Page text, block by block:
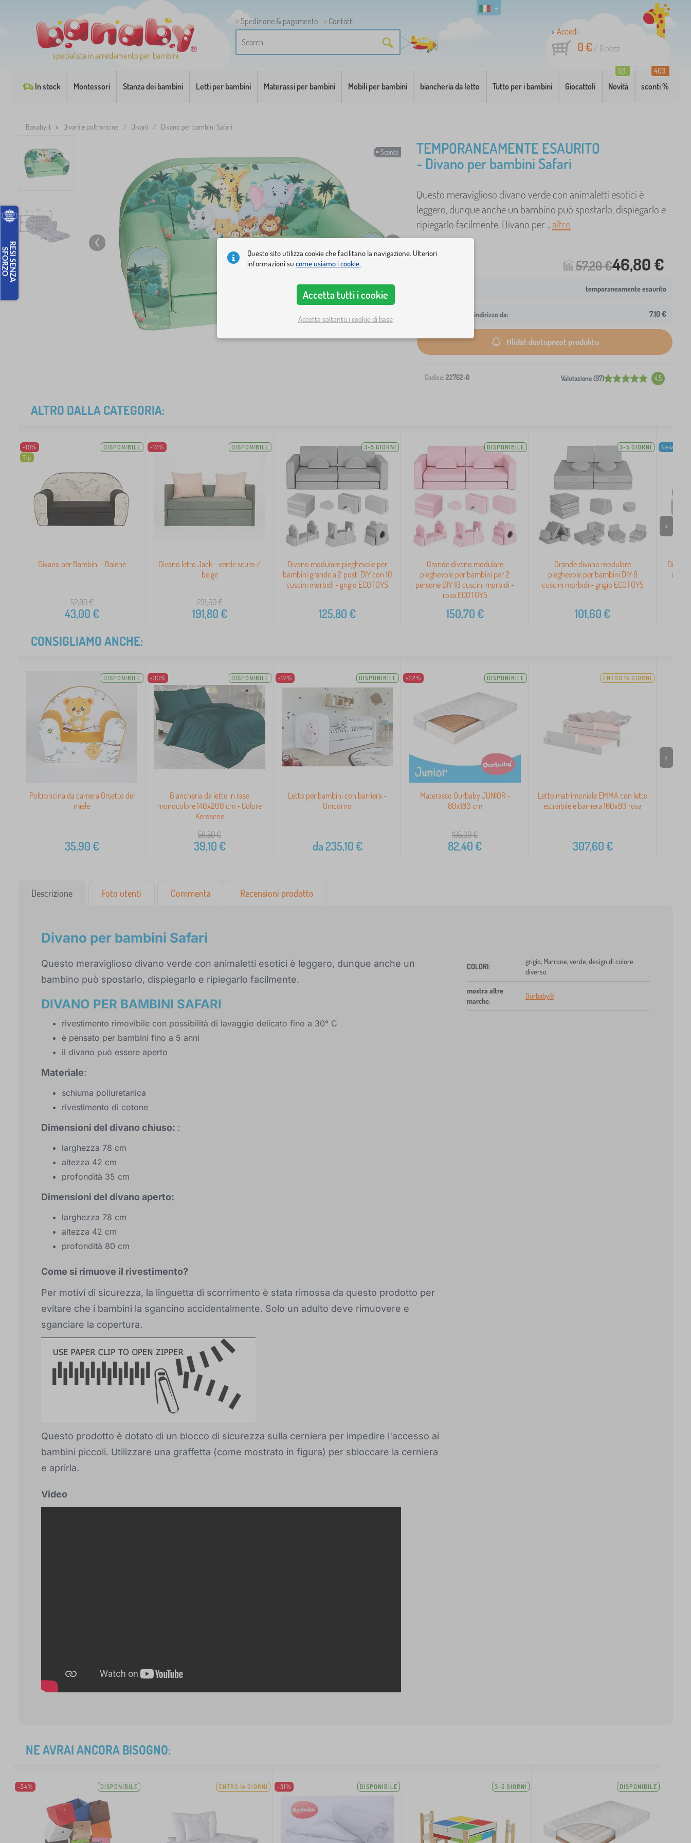
specialista in arredamento per bambini
Spedizione & pagamento
Contatti
Accedi
0 €/ 0 pezzi
In stock Montessori Stanza dei bambini Letti per bambini Materassi per bambini Mobili per bambini biancheria da letto Tutto per i bambini Giocattoli Novità
121
sconti %
403
Banaby.it » Divani e poltroncine / Divani / Divano per bambini Safari
Sconto
TEMPORANEAMENTE ESAURITO
- Divano per bambini Safari
Questo meraviglioso divano verde con animaletti esotici è
leggero, dunque anche un bambino può spostarlo, dispiegarlo e
ripiegarlo facilmente. Divano per ..altro
57,20 €46,80 €
temporaneamente esaurito
Spedizione al tuo indirizzo da: 7,10 €
Hlídat dostupnost produktu
Codice: 22762-0 Valutazione (97) 4.5
ALTRO DALLA CATEGORIA:
-19%
Tip
DISPONIBILE
Divano per Bambini - Balene
52,80€
43,00€
-17% DISPONIBILE
Divano letto Jack - verde scuro /
beige
231,60€
191,80€
3-5 GIORNI
Divano modulare pieghevole per
bambini grande a 2 posti DIY con 10
cuscini morbidi - grigio ECOTOYS
125,80€
DISPONIBILE
Grande divano modulare
pieghevole per bambini per 2
persone DIY 10 cuscini morbidi -
rosa ECOTOYS
150,70€
3-5 GIORNI
Grande divano modulare
pieghevole per bambini DIY 8
cuscini morbidi - grigio ECOTOYS
101,60€
New
di
>
CONSIGLIAMO ANCHE:
DISPONIBILE
Poltroncina da camera Orsetto del
miele
35,90€
-33% DISPONIBILE
Biancheria da letto in raso
monocolore 140x200 cm - Colore
Kerosene
58,50€
39,10€
-17% DISPONIBILE
Letto per bambini con barriera -
Unicorno
da235,10€
-22% DISPONIBILE
Materasso Ourbaby JUNIOR -
80x180 cm
105,00€
82,40€
ENTRO 14 GIORNI
Letto matrimoniale EMMA con letto
estraibile e barriera 160x80 rosa
307,60€
>
Descrizione Foto utenti Commenta Recensioni prodotto
Divano per bambini Safari
Questo meraviglioso divano verde con animaletti esotici è leggero, dunque anche un
bambino può spostarlo, dispiegarlo e ripiegarlo facilmente.
DIVANO PER BAMBINI SAFARI
rivestimento rimovibile con possibilità di lavaggio delicato fino a 30° C
è pensato per bambini fino a 5 anni
il divano può essere aperto
Materiale:
schiuma poliuretanica
rivestimento di cotone
Dimensioni del divano chiuso: :
larghezza 78 cm
altezza 42 cm
profondità 35 cm
Dimensioni del divano aperto:
larghezza 78 cm
altezza 42 cm
profondità 80 cm
Come si rimuove il rivestimento?
Per motivi di sicurezza, la linguetta di scorrimento è stata rimossa da questo prodotto per
evitare che i bambini la sgancino accidentalmente. Solo un adulto deve rimuovere e
sganciare la copertura.
Questo prodotto è dotato di un blocco di sicurezza sulla cerniera per impedire l'accesso ai
bambini piccoli. Utilizzare una graffetta (come mostrato in figura) per sbloccare la cerniera
e aprirla.
Video
COLORI:
grigio, Marrone, verde, design di colore
diverso
mostra altre
marche:
Ourbaby®
NE AVRAI ANCORA BISOGNO:
-54% DISPONIBILE ENTRO 14 GIORNI -31% DISPONIBILE 3-5 GIORNI DISPONIBILE
Questo sito utilizza cookie che facilitano la navigazione. Ulteriori
informazioni su come usiamo i cookie.
Accetta tutti i cookie
Accetta soltanto i cookie di base